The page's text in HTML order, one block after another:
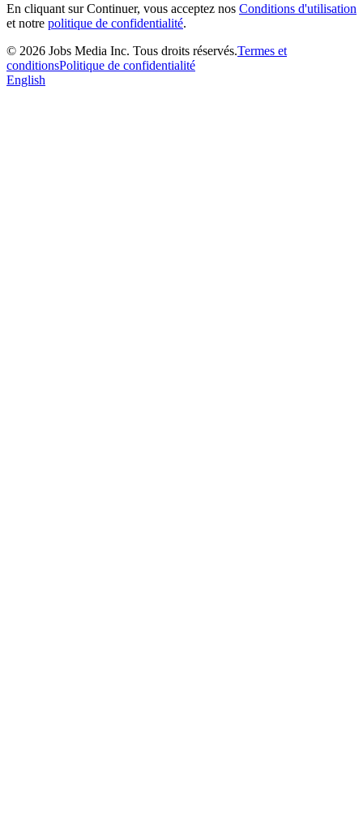
En cliquant sur Continuer, vous acceptez nos Conditions d'utilisation
et notre politique de confidentialité.
© 2026 Jobs Media Inc. Tous droits réservés.Termes et
conditionsPolitique de confidentialité
English